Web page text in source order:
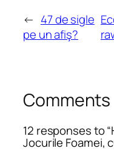
← 47 de sigle
pe un afiş?
Comments
12 responses to
Jocurile Foamei,